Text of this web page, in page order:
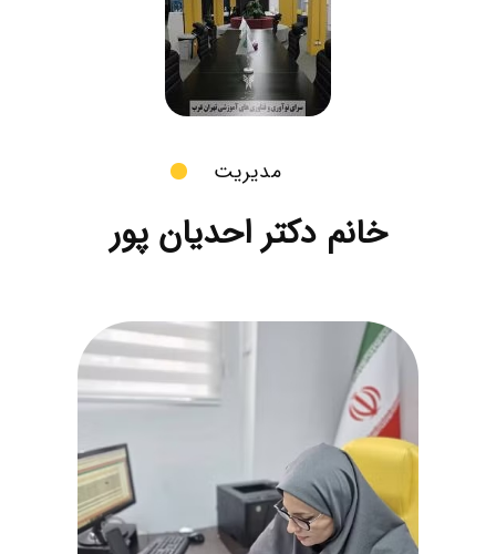
مدیریت
خانم دکتر احدیان پور